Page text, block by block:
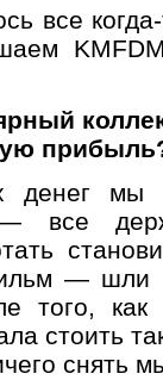
все
денег
все
— шли
того, как
стоить
снять